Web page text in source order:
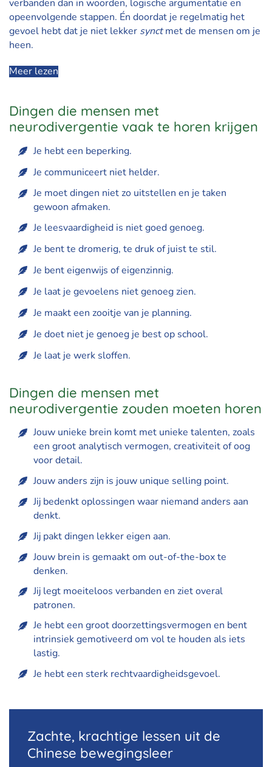
verbanden dan in woorden, logische argumentatie en
opeenvolgende stappen. Én doordat je regelmatig het
gevoel hebt dat je niet lekker synctmet de mensen om je
heen.
Meer lezen
Dingen die mensen met
neurodivergentie vaak te horen krijgen
Je hebt een beperking.
Je communiceert niet helder.
Je moet dingen niet zo uitstellen en je taken
gewoon afmaken.
Je leesvaardigheid is niet goed genoeg.
Je bent te dromerig, te druk of juist te stil.
Je bent eigenwijs of eigenzinnig.
Je laat je gevoelens niet genoeg zien.
Je maakt een zooitje van je planning.
Je doet niet je genoeg je best op school.
Je laat je werk sloffen.
Dingen die mensen met
neurodivergentie zouden moeten horen
Jouw unieke brein komt met unieke talenten, zoals
een groot analytisch vermogen, creativiteit of oog
voor detail.
Jouw anders zijn is jouw unique selling point.
Jij bedenkt oplossingen waar niemand anders aan
denkt.
Jij pakt dingen lekker eigen aan.
Jouw brein is gemaakt om out-of-the-box te
denken.
Jij legt moeiteloos verbanden en ziet overal
patronen.
Je hebt een groot doorzettingsvermogen en bent
intrinsiek gemotiveerd om vol te houden als iets
lastig.
Je hebt een sterk rechtvaardigheidsgevoel.
Zachte, krachtige lessen uit de
Chinese bewegingsleer